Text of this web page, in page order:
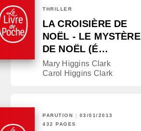
THRILLER
LA CROISIÈRE DE
NOËL - LE MYSTÈRE
DE NOËL (É…
Mary Higgins Clark
Carol Higgins Clark
PARUTION : 03/01/2013
432 PAGES